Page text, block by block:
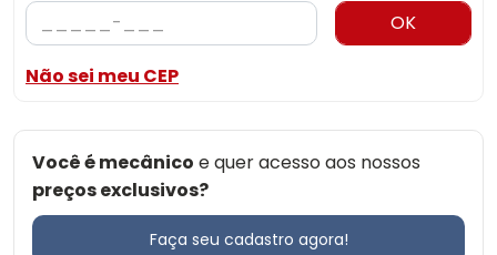
OK
Não sei meu CEP
Você é mecânico e quer acesso aos nossos
preços exclusivos?
Faça seu cadastro agora!